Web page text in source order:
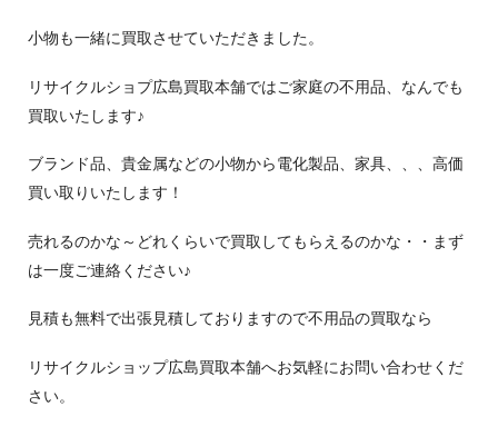
小物も一緒に買取させていただきました。
リサイクルショプ広島買取本舗ではご家庭の不用品、なんでも
買取いたします♪
ブランド品、貴金属などの小物から電化製品、家具、、、高価
買い取りいたします！
売れるのかな～どれくらいで買取してもらえるのかな・・まず
は一度ご連絡ください♪
見積も無料で出張見積しておりますので不用品の買取なら
リサイクルショップ広島買取本舗へお気軽にお問い合わせくだ
さい。